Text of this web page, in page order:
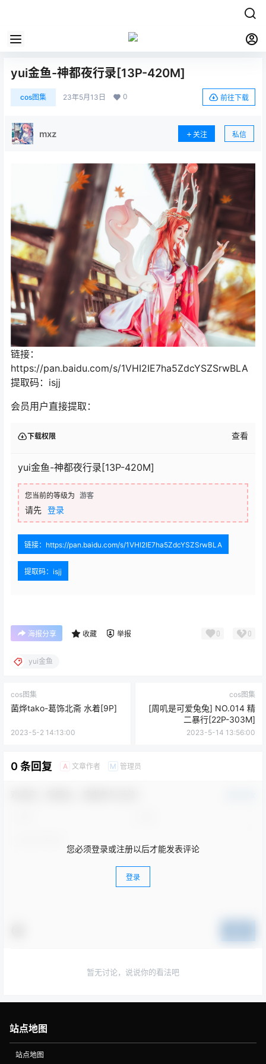
yui金鱼-神都夜行录[13P-420M]
cos图集 23年5月13日 0 前往下载
mxz 关注 私信
链接：
https://pan.baidu.com/s/1VHI2IE7ha5ZdcYSZSrwBLA
提取码：isjj
会员用户直接提取：
下载权限 查看
yui金鱼-神都夜行录[13P-420M]
您当前的等级为 游客
请先 登录
链接：https://pan.baidu.com/s/1VHI2IE7ha5ZdcYSZSrwBLA
提取码：isjj
海报分享 收藏 举报 0 0
yui金鱼
cos图集
菌烨tako-葛饰北斋 水着[9P]
2023-5-2 14:13:00
cos图集
[周叽是可爱兔兔] NO.014 精
二暴行[22P-303M]
2023-5-14 13:56:00
0 条回复 A 文章作者 M 管理员
您必须登录或注册以后才能发表评论
登录
暂无讨论，说说你的看法吧
站点地图
站点地图